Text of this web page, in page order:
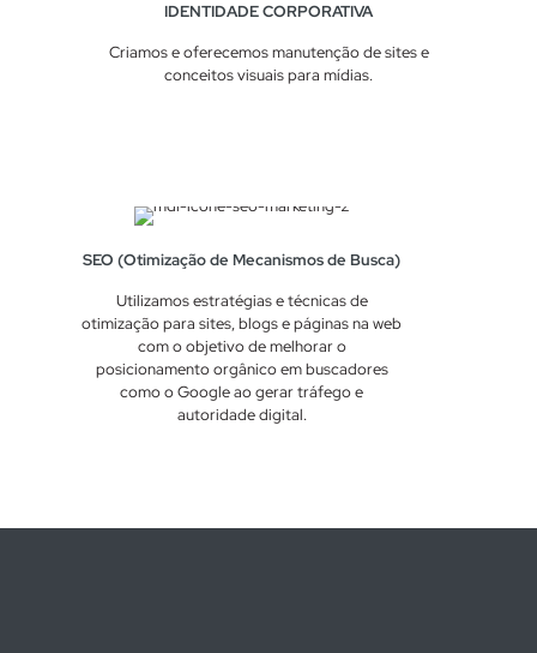
IDENTIDADE CORPORATIVA
Criamos e oferecemos manutenção de sites e
conceitos visuais para mídias.
SEO (Otimização de Mecanismos de Busca)
Utilizamos estratégias e técnicas de
otimização para sites, blogs e páginas na web
com o objetivo de melhorar o
posicionamento orgânico em buscadores
como o Google ao gerar tráfego e
autoridade digital.